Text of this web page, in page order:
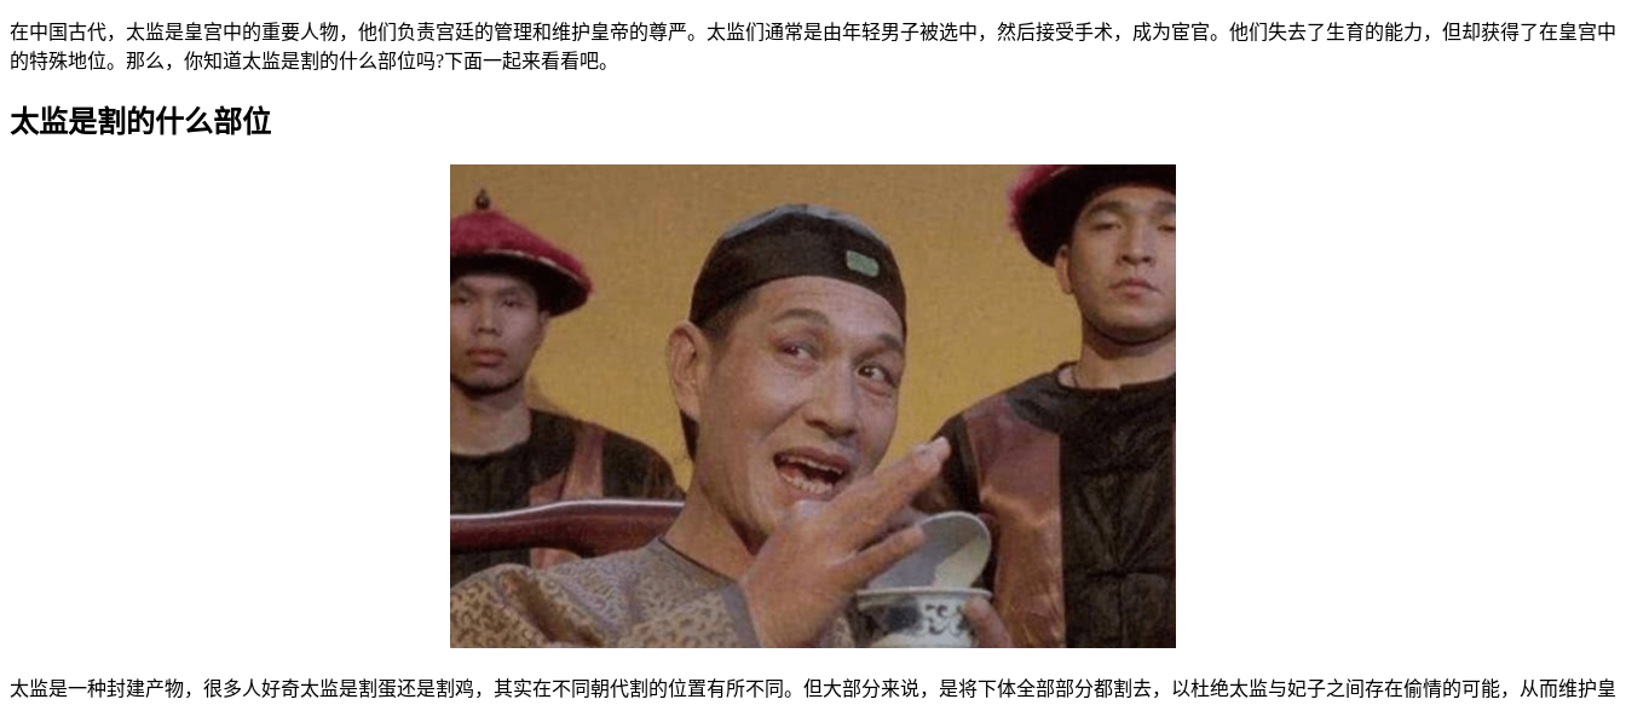
在中国古代，太监是皇宫中的重要人物，他们负责宫廷的管理和维护皇帝的尊严。太监们通常是由年轻男子被选中，然后接受手术，成为宦官。他们失去了生育的能力，但却获得了在皇宫中
的特殊地位。那么，你知道太监是割的什么部位吗?下面一起来看看吧。
太监是割的什么部位
太监是一种封建产物，很多人好奇太监是割蛋还是割鸡，其实在不同朝代割的位置有所不同。但大部分来说，是将下体全部部分都割去，以杜绝太监与妃子之间存在偷情的可能，从而维护皇